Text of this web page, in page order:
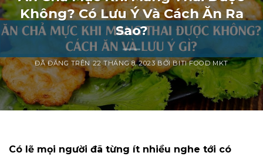
Không? Có Lưu Ý Và Cách Ăn Ra
Sao?
ĐÃ ĐĂNG TRÊN22 THÁNG 8, 2023 BỞIBITI FOOD MKT
Có lẽ mọi người đã từng ít nhiều nghe tới có